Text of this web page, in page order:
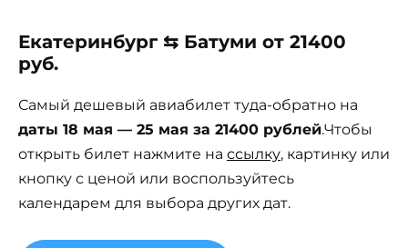
Екатеринбург ⇆ Батуми от 21400
руб.
Самый дешевый авиабилет туда-обратно на
даты 18 мая — 25 мая за 21400 рублей.Чтобы
открыть билет нажмите на ссылку, картинку или
кнопку с ценой или воспользуйтесь
календарем для выбора других дат.